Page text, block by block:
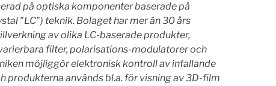
på optiska komponenter baserade på
"LC") teknik. Bolaget har mer än 30 års
av olika LC-baserade produkter,
filter, polarisations-modulatorer och
möjliggör elektronisk kontroll av infallande
produkterna används bl.a. för visning av 3D-film